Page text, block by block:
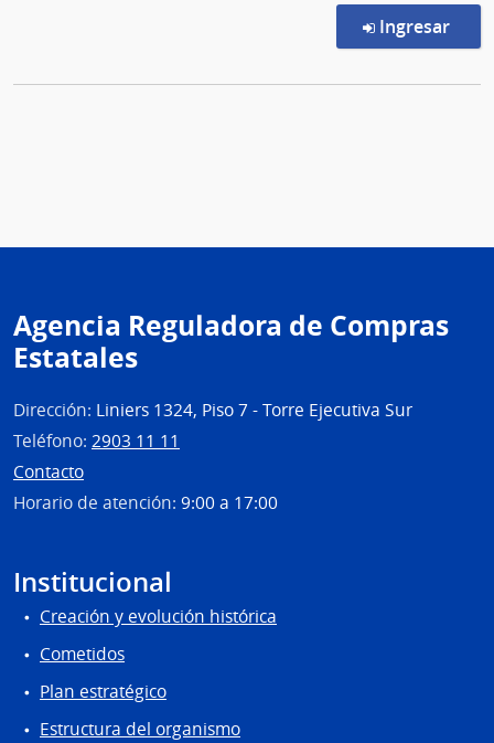
Ingresar
Agencia Reguladora de Compras
Estatales
Dirección: Liniers 1324, Piso 7 - Torre Ejecutiva Sur
Teléfono: 2903 11 11
Contacto
Horario de atención: 9:00 a 17:00
Institucional
Creación y evolución histórica
Cometidos
Plan estratégico
Estructura del organismo